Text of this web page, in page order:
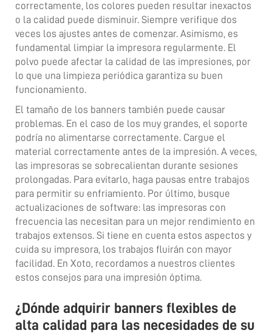
correctamente, los colores pueden resultar inexactos
o la calidad puede disminuir. Siempre verifique dos
veces los ajustes antes de comenzar. Asimismo, es
fundamental limpiar la impresora regularmente. El
polvo puede afectar la calidad de las impresiones, por
lo que una limpieza periódica garantiza su buen
funcionamiento.
El tamaño de los banners también puede causar
problemas. En el caso de los muy grandes, el soporte
podría no alimentarse correctamente. Cargue el
material correctamente antes de la impresión. A veces,
las impresoras se sobrecalientan durante sesiones
prolongadas. Para evitarlo, haga pausas entre trabajos
para permitir su enfriamiento. Por último, busque
actualizaciones de software: las impresoras con
frecuencia las necesitan para un mejor rendimiento en
trabajos extensos. Si tiene en cuenta estos aspectos y
cuida su impresora, los trabajos fluirán con mayor
facilidad. En Xoto, recordamos a nuestros clientes
estos consejos para una impresión óptima.
¿Dónde adquirir banners flexibles de
alta calidad para las necesidades de su